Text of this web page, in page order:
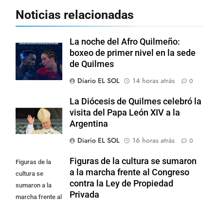
Noticias relacionadas
La noche del Afro Quilmeño:
boxeo de primer nivel en la sede
de Quilmes
Diario EL SOL
14 horas atrás 0
La Diócesis de Quilmes celebró la
visita del Papa León XIV a la
Argentina
Diario EL SOL
16 horas atrás 0
Figuras de la
cultura se
sumaron a la
marcha frente al
Figuras de la cultura se sumaron
a la marcha frente al Congreso
contra la Ley de Propiedad
Privada